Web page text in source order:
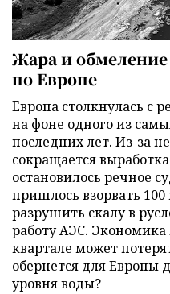
Жара и
по Европе
Европа столкнулась с
на фоне одного из
последних лет. Из-за
сокращается
остановилось речное
пришлось взорвать
разрушить скалу в
работу АЭС.
квартале может
обернется для Европы
уровня воды?